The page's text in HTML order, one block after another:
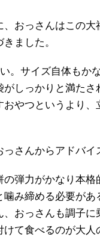
、おっさんはこの大
ました。
。サイズ自体もか
しっかりと満たさ
おやつというより、
さんからアドバイ
弾力がかなり本格
噛み締める必要があ
、おっさんも調子に
けて食べるのが大人